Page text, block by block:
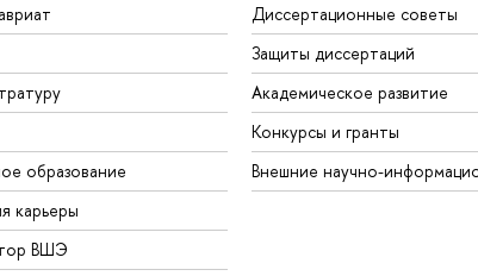
образование
карьеры
ВШЭ
Диссертационные советы
Защиты диссертаций
Академическое развитие
Конкурсы и гранты
Внешние научно-